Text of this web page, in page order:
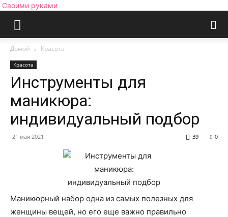
Своими руками
Домой Красота
Красота
Инструменты для
маникюра:
индивидуальный подбор
21 мая 2021 0
39
Маникюрный набор одна из самых полезных для
женщины вещей, но его еще важно правильно